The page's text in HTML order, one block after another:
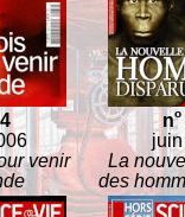
venir
no
La
des